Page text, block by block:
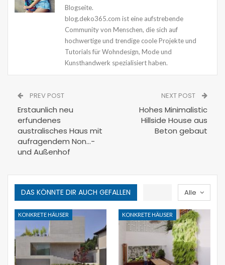
Blogseite.
blog.deko365.com ist eine aufstrebende
Community von Menschen, die sich auf
hochwertige und trendige coole Projekte und
Tutorials für Wohndesign, Mode und
Kunsthandwerk spezialisiert haben.
PREV POST
Erstaunlich neu
erfundenes
australisches Haus mit
aufragendem Non…-
und Außenhof
NEXT POST
Hohes Minimalistic
Hillside House aus
Beton gebaut
Alle
DAS KÖNNTE DIR AUCH GEFALLEN
KONKRETE HÄUSER KONKRETE HÄUSER